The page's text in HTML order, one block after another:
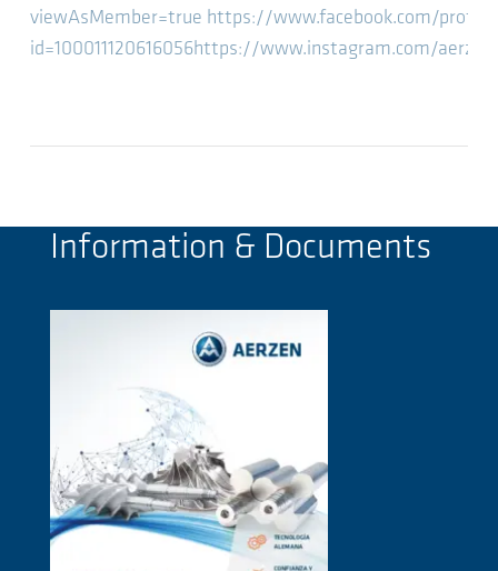
viewAsMember=true https://www.facebook.com/
id=100011120616056https://www.instagram.com/
Information & Documents